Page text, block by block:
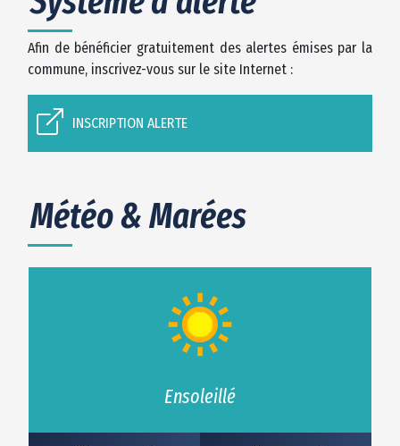
Afin de bénéficier gratuitement des alertes émises par la
commune, inscrivez-vous sur le site Internet :
INSCRIPTION ALERTE
Météo & Marées
Ensoleillé